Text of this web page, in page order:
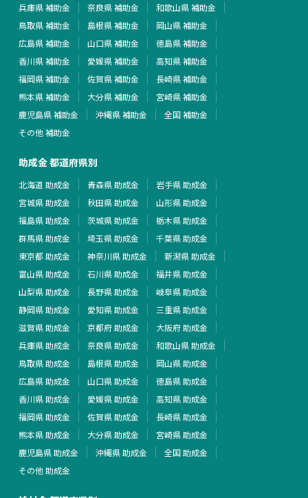
兵庫県 補助金
奈良県 補助金
和歌山県 補助金
鳥取県 補助金
島根県 補助金
岡山県 補助金
広島県 補助金
山口県 補助金
徳島県 補助金
香川県 補助金
愛媛県 補助金
高知県 補助金
福岡県 補助金
佐賀県 補助金
長崎県 補助金
熊本県 補助金
大分県 補助金
宮崎県 補助金
鹿児島県 補助金
沖縄県 補助金
全国 補助金
その他 補助金
助成金 都道府県別
北海道 助成金 青森県 助成金
岩手県 助成金
宮城県 助成金
秋田県 助成金
山形県 助成金
福島県 助成金
茨城県 助成金
栃木県 助成金
群馬県 助成金
埼玉県 助成金
千葉県 助成金
東京都 助成金
神奈川県 助成金
新潟県 助成金
富山県 助成金
石川県 助成金
福井県 助成金
山梨県 助成金
長野県 助成金
岐阜県 助成金
静岡県 助成金
愛知県 助成金
三重県 助成金
滋賀県 助成金
京都府 助成金
大阪府 助成金
兵庫県 助成金
奈良県 助成金
和歌山県 助成金
鳥取県 助成金
島根県 助成金
岡山県 助成金
広島県 助成金
山口県 助成金
徳島県 助成金
香川県 助成金
愛媛県 助成金
高知県 助成金
福岡県 助成金
佐賀県 助成金
長崎県 助成金
熊本県 助成金
大分県 助成金
宮崎県 助成金
鹿児島県 助成金
沖縄県 助成金
全国 助成金
その他 助成金